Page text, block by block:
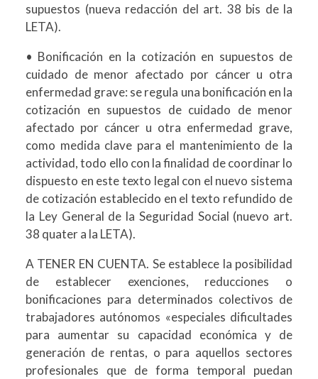
supuestos (nueva redacción del art. 38 bis de la
LETA).
• Bonificación en la cotización en supuestos de
cuidado de menor afectado por cáncer u otra
enfermedad grave: se regula una bonificación en la
cotización en supuestos de cuidado de menor
afectado por cáncer u otra enfermedad grave,
como medida clave para el mantenimiento de la
actividad, todo ello con la finalidad de coordinar lo
dispuesto en este texto legal con el nuevo sistema
de cotización establecido en el texto refundido de
la Ley General de la Seguridad Social (nuevo art.
38 quater a la LETA).
A TENER EN CUENTA. Se establece la posibilidad
de establecer exenciones, reducciones o
bonificaciones para determinados colectivos de
trabajadores autónomos «especiales dificultades
para aumentar su capacidad económica y de
generación de rentas, o para aquellos sectores
profesionales que de forma temporal puedan